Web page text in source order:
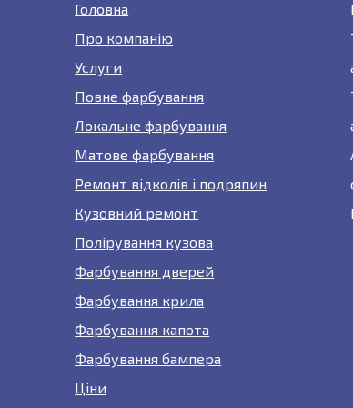
Головна
Про компанію
Услуги
Повне фарбування
Локальне фарбування
Матове фарбування
Ремонт відколів і подряпин
Кузовний ремонт
Полірування кузова
Фарбування дверей
Фарбування крила
Фарбування капота
Фарбування бампера
Ціни